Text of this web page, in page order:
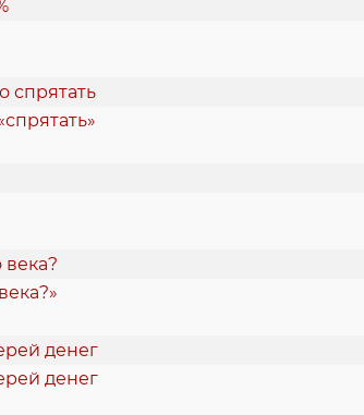
денег